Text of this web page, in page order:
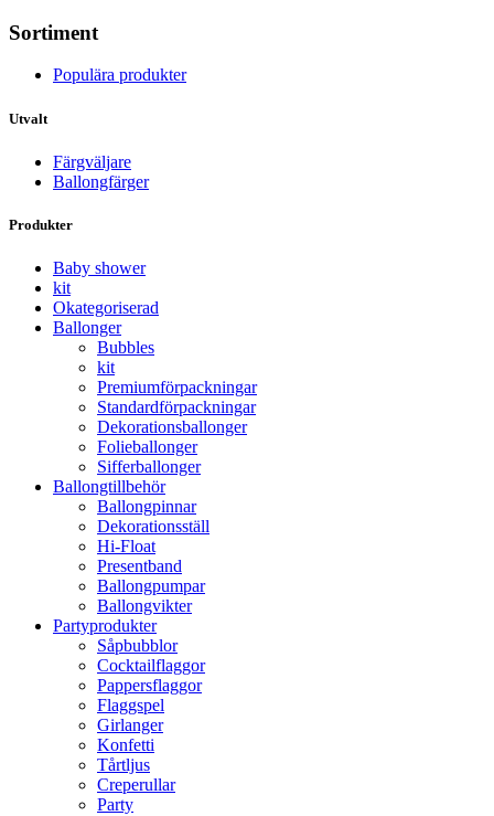
Sortiment
Populära produkter
Utvalt
Färgväljare
Ballongfärger
Produkter
Baby shower
kit
Okategoriserad
Ballonger
Bubbles
kit
Premium­förpackningar
Standard­­förpackningar
Dekorations­ballonger
Folie­­­ballonger
Siffer­­ballonger
Ballong­tillbehör
Ballongpinnar
Dekorationsställ
Hi-Float
Presentband
Ballongpumpar
Ballong­vikter
Party­­produkter
Såpbubblor
Cocktail­flaggor
Pappers­flaggor
Flaggspel
Girlanger
Konfetti
Tårtljus
Creperullar
Party